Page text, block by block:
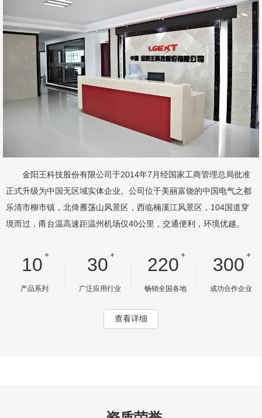
金阳王科技股份有限公司于2014年7月经国家工商管理总局批准
正式升级为中国无区域实体企业。公司位于美丽富饶的中国电气之都
乐清市柳市镇，北倚雁荡山风景区，西临楠溪江风景区，104国道穿
境而过，甬台温高速距温州机场仅40公里，交通便利，环境优越。
10 +
产品系列
30 +
广泛应用行业
220 +
畅销全国各地
300 +
成功合作企业
查看详细